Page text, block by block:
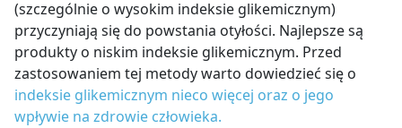
(szczególnie o wysokim indeksie glikemicznym)
przyczyniają się do powstania otyłości. Najlepsze są
produkty o niskim indeksie glikemicznym. Przed
zastosowaniem tej metody warto dowiedzieć się o
indeksie glikemicznym nieco więcej oraz o jego
wpływie na zdrowie człowieka.